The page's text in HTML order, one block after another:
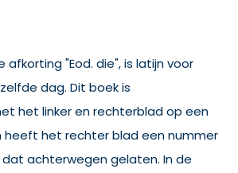
afkorting "Eod. die", is latijn voor
dag. Dit boek is
het linker en rechterblad op een
heeft het rechter blad een nummer
achterwegen gelaten. In de